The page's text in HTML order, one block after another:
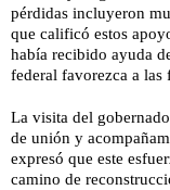
pérdidas incluyeron
que calificó estos
había recibido ayuda
federal favorezca a las
La visita del
de unión y
expresó que este
camino de